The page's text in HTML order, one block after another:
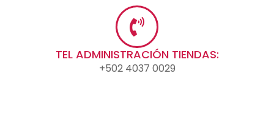
TEL ADMINISTRACIÓN TIENDAS:
+502 4037 0029